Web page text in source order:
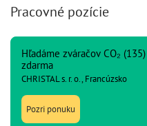
Pracovné pozície
Hľadáme zváračov CO₂
zdarma
CHRISTAL s. r. o., Francúzsko
Pozri ponuku